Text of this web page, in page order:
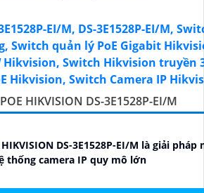
HIKVISION DS-3E1528P-EI/M
DS-3E1528P-EI/M là giải pháp
thống camera IP quy mô lớn